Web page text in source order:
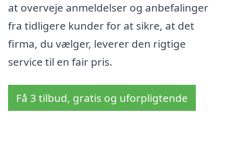
at overveje anmeldelser og anbefalinger
fra tidligere kunder for at sikre, at det
firma, du vælger, leverer den rigtige
service til en fair pris.
Få 3 tilbud, gratis og uforpligtende